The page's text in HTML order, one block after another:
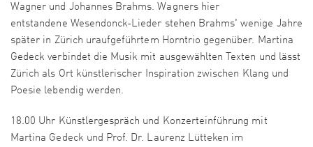
Wagner und Johannes Brahms. Wagners hier
entstandene Wesendonck-Lieder stehen Brahms' wenige Jahre
später in Zürich uraufgeführtem Horntrio gegenüber. Martina
Gedeck verbindet die Musik mit ausgewählten Texten und lässt
Zürich als Ort künstlerischer Inspiration zwischen Klang und
Poesie lebendig werden.
18.00 Uhr Künstlergespräch und Konzerteinführung mit
Martina Gedeck und Prof. Dr. Laurenz Lütteken im